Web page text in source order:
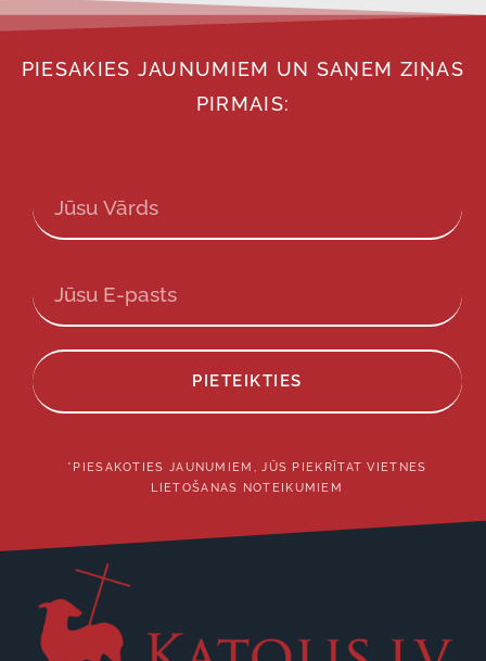
PIESAKIES JAUNUMIEM UN SAŅEM ZIŅAS
PIRMAIS:
PIETEIKTIES
*PIESAKOTIES JAUNUMIEM, JŪS PIEKRĪTAT VIETNES
LIETOŠANAS NOTEIKUMIEM